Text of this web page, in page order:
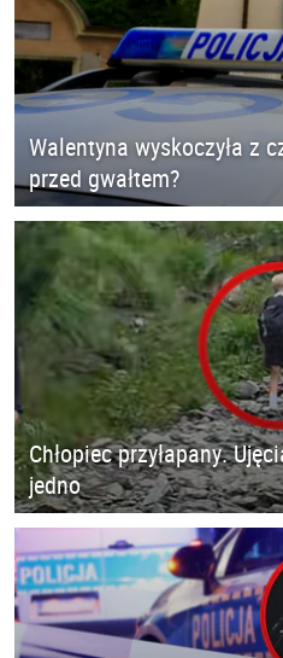
Walentyna wyskoczyła z
przed gwałtem?
Chłopiec przyłapany.
jedno